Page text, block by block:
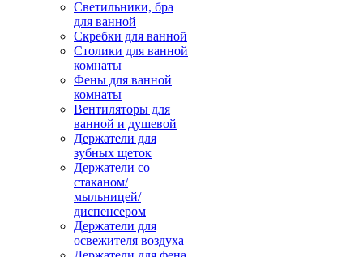
Светильники, бра
для ванной
Скребки для ванной
Столики для ванной
комнаты
Фены для ванной
комнаты
Вентиляторы для
ванной и душевой
Держатели для
зубных щеток
Держатели со
стаканом/
мыльницей/
диспенсером
Держатели для
освежителя воздуха